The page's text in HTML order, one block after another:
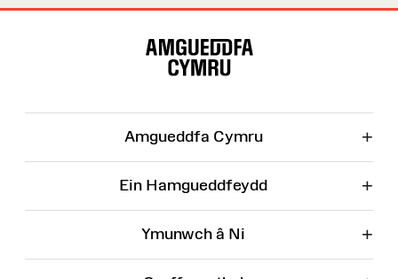
Amgueddfa Cymru +
Ein Hamgueddfeydd +
Ymunwch â Ni +